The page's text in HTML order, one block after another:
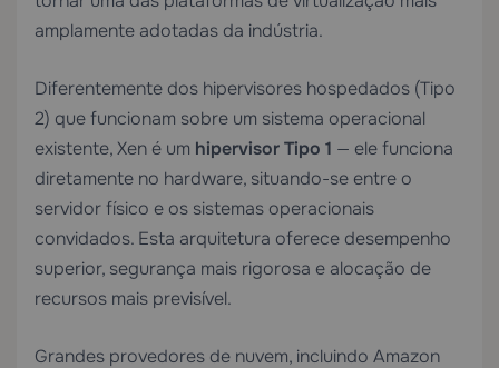
amplamente adotadas da indústria.
Diferentemente dos hipervisores hospedados (Tipo
2) que funcionam sobre um sistema operacional
existente, Xen é um hipervisor Tipo 1 — ele funciona
diretamente no hardware, situando-se entre o
servidor físico e os sistemas operacionais
convidados. Esta arquitetura oferece desempenho
superior, segurança mais rigorosa e alocação de
recursos mais previsível.
Grandes provedores de nuvem, incluindo Amazon